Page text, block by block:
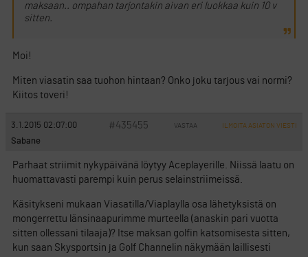
maksaan.. ompahan tarjontakin aivan eri luokkaa kuin 10 v
sitten.
Moi!
Miten viasatin saa tuohon hintaan? Onko joku tarjous vai normi?
Kiitos toveri!
3.1.2015 02:07:00 #435455 VASTAA ILMOITA ASIATON VIESTI
Sabane
Parhaat striimit nykypäivänä löytyy Aceplayerille. Niissä laatu on
huomattavasti parempi kuin perus selainstriimeissä.
Käsitykseni mukaan Viasatilla/Viaplaylla osa lähetyksistä on
mongerrettu länsinaapurimme murteella (anaskin pari vuotta
sitten ollessani tilaaja)? Itse maksan golfin katsomisesta sitten,
kun saan Skysportsin ja Golf Channelin näkymään laillisesti